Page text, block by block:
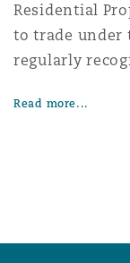
Residential
to trade under
regularly
Read more...